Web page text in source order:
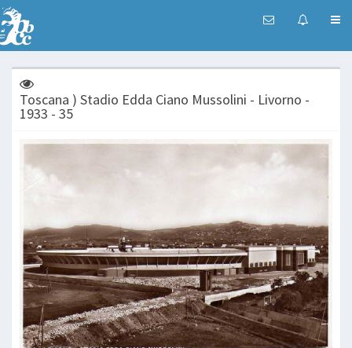
Toscana ) Stadio Edda Ciano Mussolini - Livorno -
1933 - 35